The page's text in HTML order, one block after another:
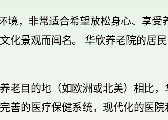
境，非常适合希望放松身心、享受
化景观而闻名。 华欣养老院的居
老目的地（如欧洲或北美）相比
善的医疗保健系统，现代化的医